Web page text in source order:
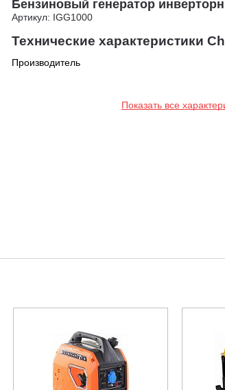
Бензиновый генератор
Артикул: IGG1000
Технические характеристики
Производитель
Показать все